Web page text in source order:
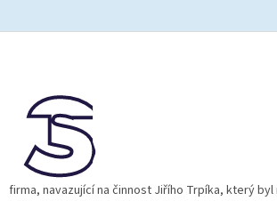
firma, navazující na činnost Jiřího Trpíka, který byl